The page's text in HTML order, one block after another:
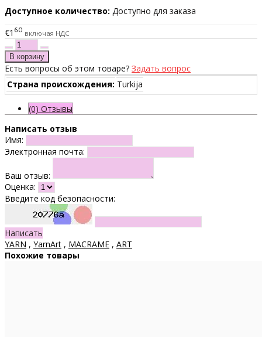
Доступное количество: Доступно для заказа
€1 60 включая НДС
Есть вопросы об этом товаре? Задать вопрос
Страна происхождения: Turkija
(0) Отзывы
Написать отзыв
Имя:
Электронная почта:
Ваш отзыв:
Оценка:
Введите код безопасности:
Написать
YARN , YarnArt , MACRAME , ART
Похожие товары